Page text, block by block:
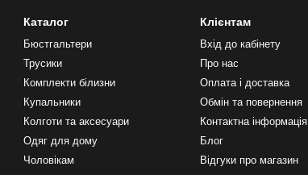
Каталог
Бюстгальтери
Трусики
Комплекти білизни
Купальники
Колготи та аксесуари
Одяг для дому
Чоловікам
Клієнтам
Вхід до кабінету
Про нас
Оплата і доставка
Обмін та повернення
Контактна інформація
Блог
Відгуки про магазин